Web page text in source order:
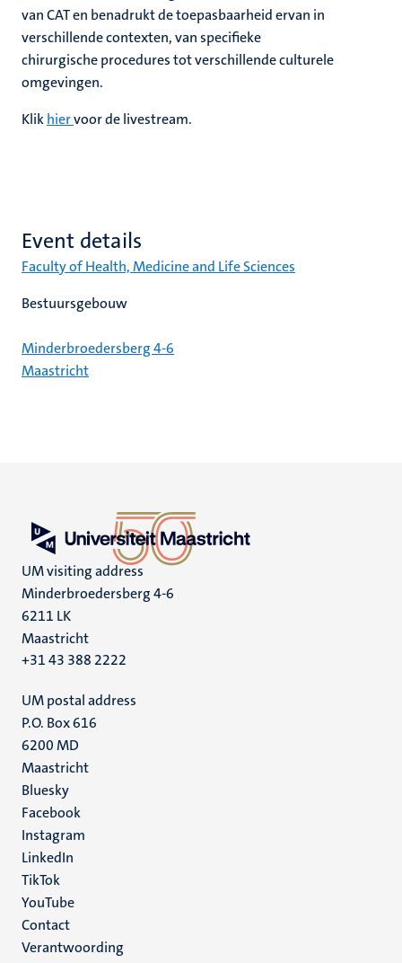
van CAT en benadrukt de toepasbaarheid ervan in
verschillende contexten, van specifieke
chirurgische procedures tot verschillende culturele
omgevingen.
Klikhiervoor de livestream.
Event details
Faculty of Health, Medicine and Life Sciences
Bestuursgebouw
Minderbroedersberg 4-6
Maastricht
UM visiting address
Minderbroedersberg 4-6
6211 LK
Maastricht
+31 43 388 2222
UM postal address
P.O. Box 616
6200 MD
Maastricht
Social
media
Bluesky
Facebook
Instagram
LinkedIn
TikTok
YouTube
Menu
footer
Contact
Verantwoording